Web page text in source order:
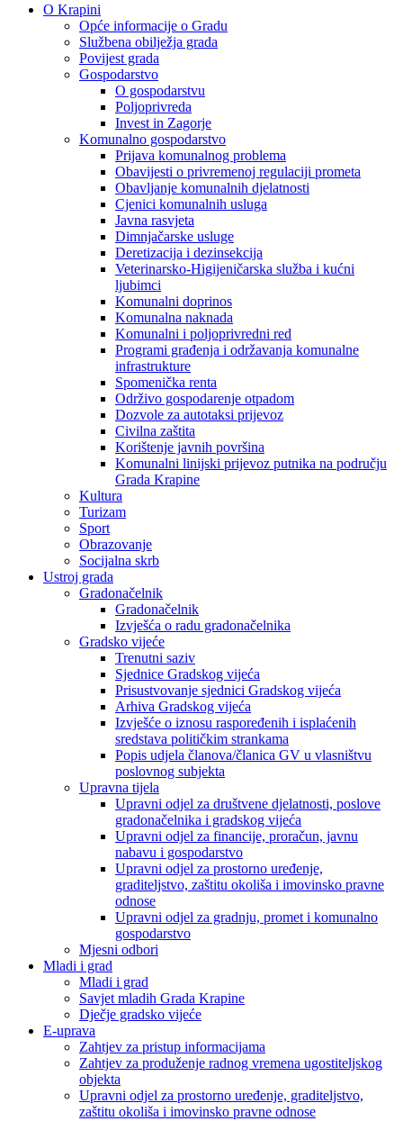
O Krapini
Opće informacije o Gradu
Službena obilježja grada
Povijest grada
Gospodarstvo
O gospodarstvu
Poljoprivreda
Invest in Zagorje
Komunalno gospodarstvo
Prijava komunalnog problema
Obavijesti o privremenoj regulaciji prometa
Obavljanje komunalnih djelatnosti
Cjenici komunalnih usluga
Javna rasvjeta
Dimnjačarske usluge
Deretizacija i dezinsekcija
Veterinarsko-Higijeničarska služba i kućni
ljubimci
Komunalni doprinos
Komunalna naknada
Komunalni i poljoprivredni red
Programi građenja i održavanja komunalne
infrastrukture
Spomenička renta
Održivo gospodarenje otpadom
Dozvole za autotaksi prijevoz
Civilna zaštita
Korištenje javnih površina
Komunalni linijski prijevoz putnika na području
Grada Krapine
Kultura
Turizam
Sport
Obrazovanje
Socijalna skrb
Ustroj grada
Gradonačelnik
Gradonačelnik
Izvješća o radu gradonačelnika
Gradsko vijeće
Trenutni saziv
Sjednice Gradskog vijeća
Prisustvovanje sjednici Gradskog vijeća
Arhiva Gradskog vijeća
Izvješće o iznosu raspoređenih i isplaćenih
sredstava političkim strankama
Popis udjela članova/članica GV u vlasništvu
poslovnog subjekta
Upravna tijela
Upravni odjel za društvene djelatnosti, poslove
gradonačelnika i gradskog vijeća
Upravni odjel za financije, proračun, javnu
nabavu i gospodarstvo
Upravni odjel za prostorno uređenje,
graditeljstvo, zaštitu okoliša i imovinsko pravne
odnose
Upravni odjel za gradnju, promet i komunalno
gospodarstvo
Mjesni odbori
Mladi i grad
Mladi i grad
Savjet mladih Grada Krapine
Dječje gradsko vijeće
E-uprava
Zahtjev za pristup informacijama
Zahtjev za produženje radnog vremena ugostiteljskog
objekta
Upravni odjel za prostorno uređenje, graditeljstvo,
zaštitu okoliša i imovinsko pravne odnose